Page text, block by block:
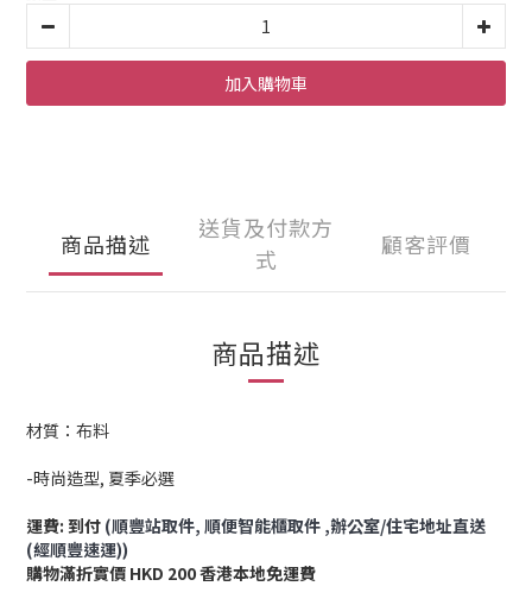
加入購物車
商品描述
送貨及付款方
式
顧客評價
商品描述
材質：布料
-時尚造型, 夏季必選
運費: 到付 (順豐站取件, 順便智能櫃取件 ,辦公室/住宅地址直送
(經順豐速運))
購物滿折實價 HKD 200 香港本地免運費